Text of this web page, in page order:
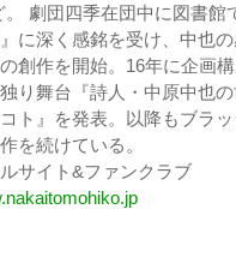
。 劇団四季在団中に図書館
に深く感銘を受け、中也
創作を開始。16年に企画
り舞台『詩人・中原中也
コト』を発表。以降もブラ
を続けている。
サイト&ファンクラブ